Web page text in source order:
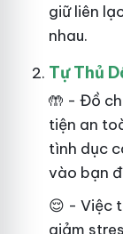
giữ liên
nhau.
Tự Thủ
🤲 - Đồ
tiện an
tình dục
vào bạn
😌 - Việc
giảm